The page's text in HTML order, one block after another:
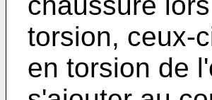
torsion, ceux-
en torsion de